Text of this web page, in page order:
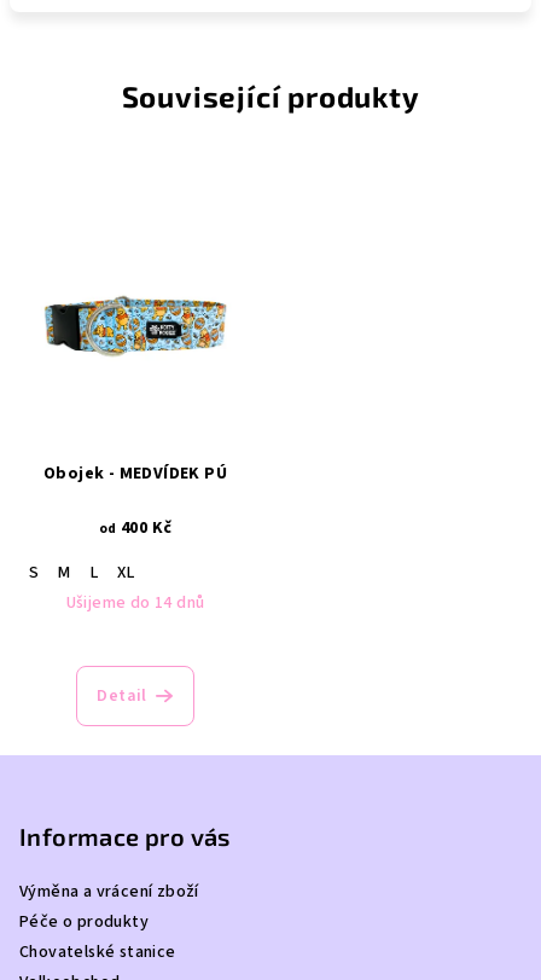
Související produkty
Obojek - MEDVÍDEK PÚ
od 400 Kč
S
M L
XL
Ušijeme do 14 dnů
Detail
Informace pro vás
Výměna a vrácení zboží
Péče o produkty
Chovatelské stanice